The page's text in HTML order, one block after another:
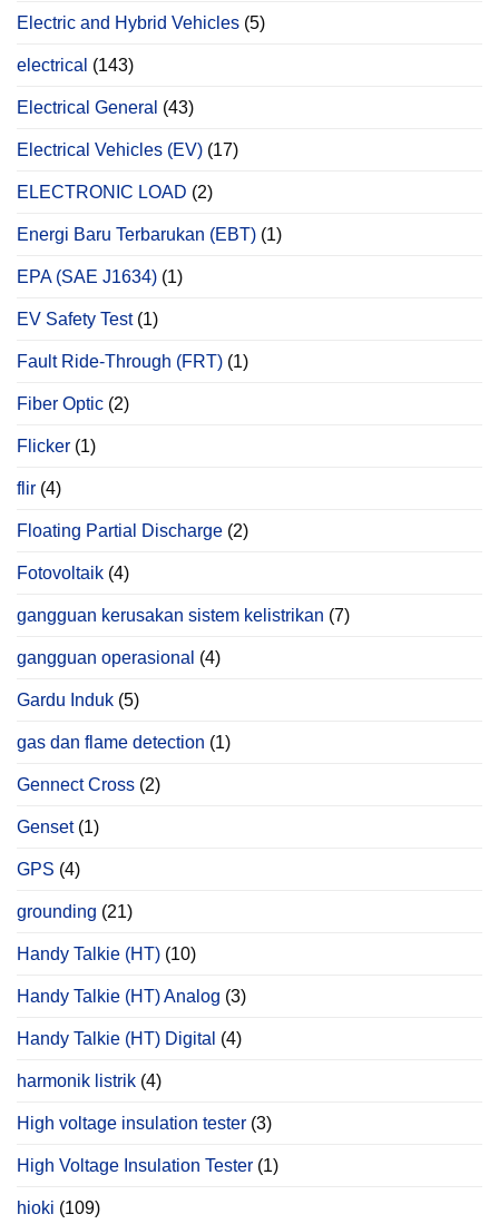
Electric and Hybrid Vehicles (5)
electrical (143)
Electrical General (43)
Electrical Vehicles (EV) (17)
ELECTRONIC LOAD (2)
Energi Baru Terbarukan (EBT) (1)
EPA (SAE J1634) (1)
EV Safety Test(1)
Fault Ride-Through (FRT) (1)
Fiber Optic (2)
Flicker (1)
flir (4)
Floating Partial Discharge (2)
Fotovoltaik (4)
gangguan kerusakan sistem kelistrikan (7)
gangguan operasional (4)
Gardu Induk (5)
gas dan flame detection (1)
Gennect Cross (2)
Genset(1)
GPS (4)
grounding (21)
Handy Talkie (HT) (10)
Handy Talkie (HT) Analog (3)
Handy Talkie (HT) Digital (4)
harmonik listrik (4)
High voltage insulation tester (3)
High Voltage Insulation Tester (1)
hioki (109)